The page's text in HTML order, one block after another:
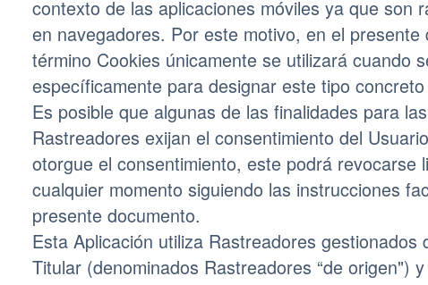
contexto de las aplicaciones móviles ya que son
en navegadores. Por este motivo, en el presente
término Cookies únicamente se utilizará cuando
específicamente para designar este tipo
Es posible que algunas de las finalidades para
Rastreadores exijan el consentimiento del
otorgue el consentimiento, este podrá revocarse
cualquier momento siguiendo las instrucciones
presente documento.
Esta Aplicación utiliza Rastreadores gestionados
Titular (denominados Rastreadores “de origen")